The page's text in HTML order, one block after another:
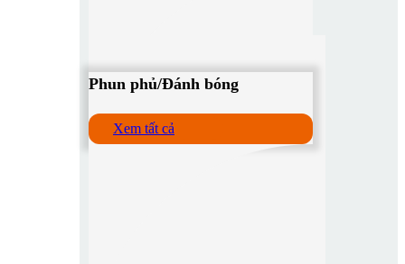
Phun phủ/Đánh bóng
Xem tất cả